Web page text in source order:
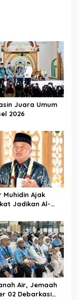
Juara Umum
2026
Muhidin Ajak
Jadikan Al-
Pembukaan
XXXVII
Kalsel
Air, Jemaah
02 Debarkasi